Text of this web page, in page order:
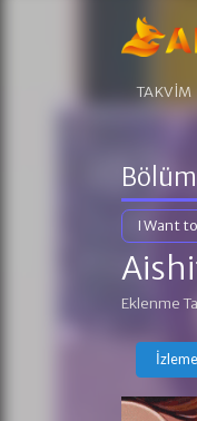
TAKVİM
I Want
Eklenme